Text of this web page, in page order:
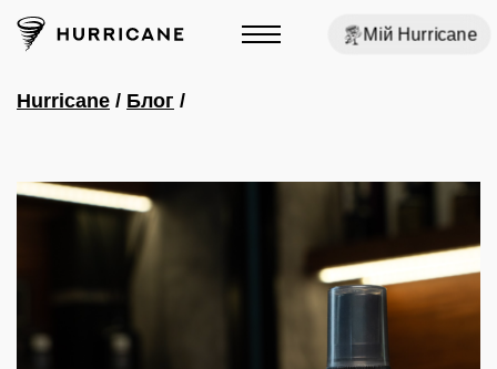
Мій Hurricane
Hurricane / Блог /